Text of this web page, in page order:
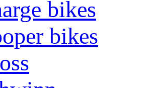
bikes
bikes